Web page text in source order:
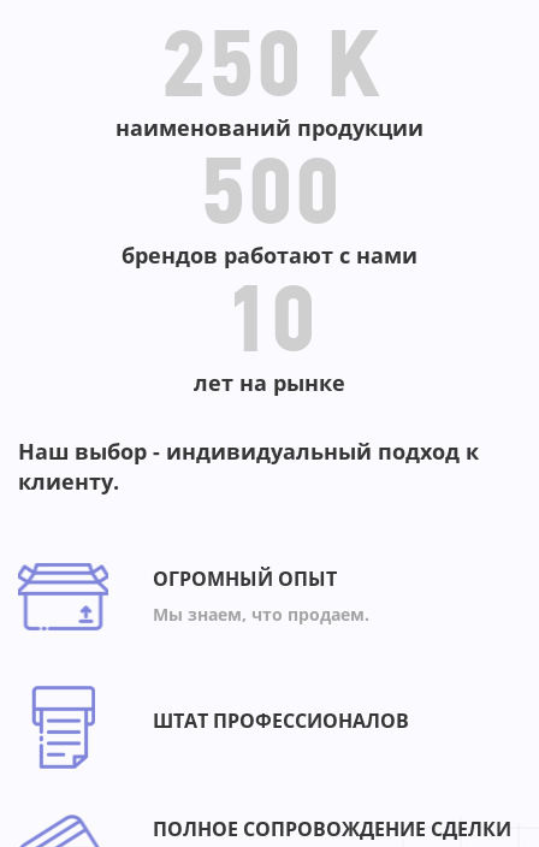
250 K
наименований продукции
500
брендов работают с нами
10
лет на рынке
Наш выбор - индивидуальный подход к
клиенту.
ОГРОМНЫЙ ОПЫТ
Мы знаем, что продаем.
ШТАТ ПРОФЕССИОНАЛОВ
ПОЛНОЕ СОПРОВОЖДЕНИЕ СДЕЛКИ